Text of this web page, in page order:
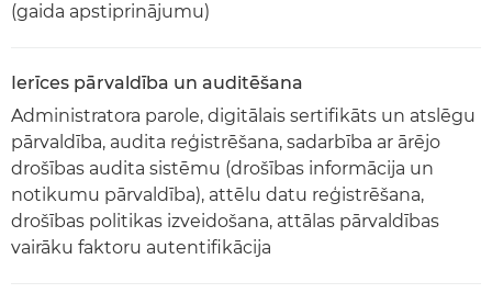
(gaida apstiprinājumu)
Ierīces pārvaldība un auditēšana
Administratora parole, digitālais sertifikāts un atslēgu
pārvaldība, audita reģistrēšana, sadarbība ar ārējo
drošības audita sistēmu (drošības informācija un
notikumu pārvaldība), attēlu datu reģistrēšana,
drošības politikas izveidošana, attālas pārvaldības
vairāku faktoru autentifikācija